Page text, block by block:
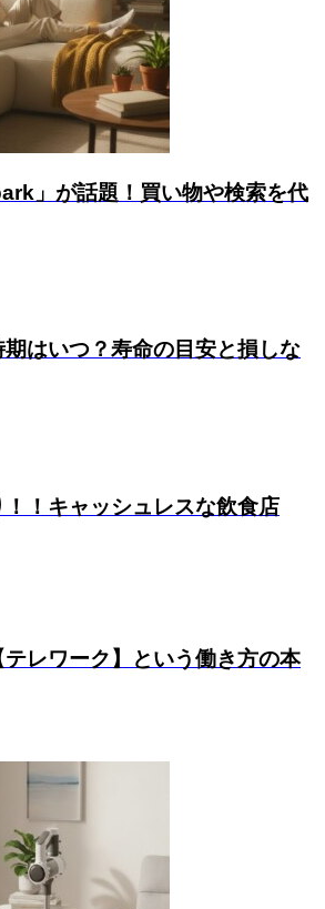
」が話題！買い物や検索を代
はいつ？寿命の目安と損しな
！！キャッシュレスな飲食店
レワーク】という働き方の本